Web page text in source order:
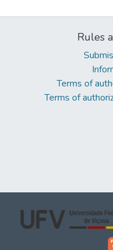
Rules
Terms of
Terms of